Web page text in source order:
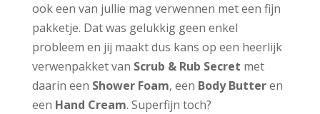
ook een van jullie mag verwennen met een fijn
pakketje. Dat was gelukkig geen enkel
probleem en jij maakt dus kans op een heerlijk
verwenpakket van Scrub & Rub Secret met
daarin een Shower Foam, een Body Butteren
een Hand Cream. Superfijn toch?